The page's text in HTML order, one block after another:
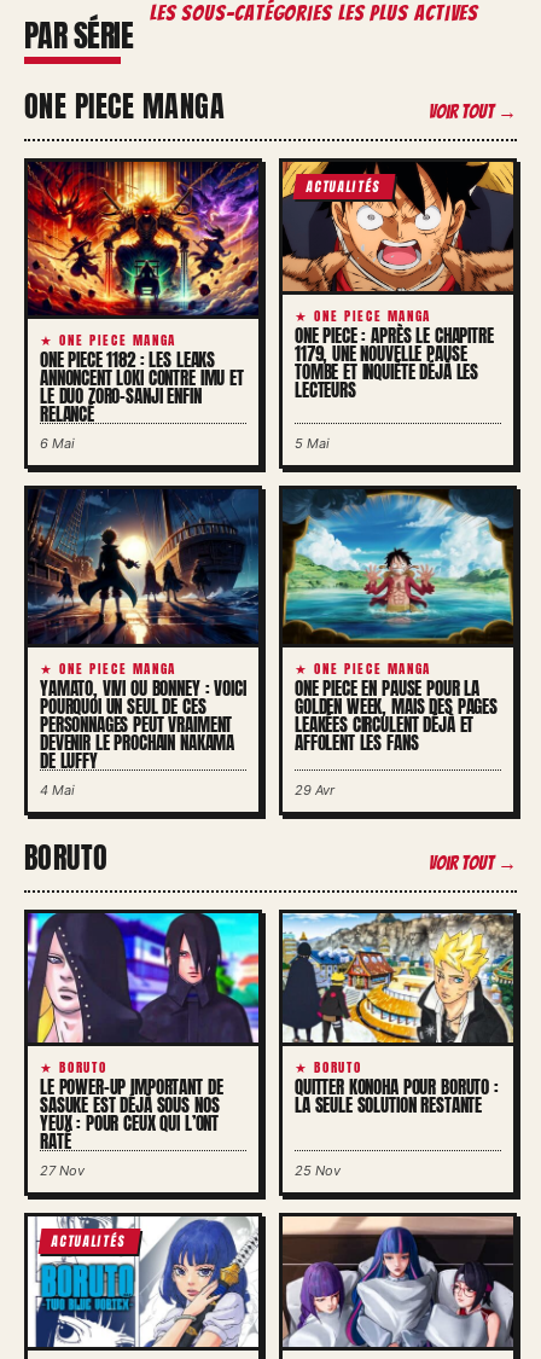
PAR SÉRIE les sous-catégories les plus actives
ONE PIECE MANGA Voir tout →
★ ONE PIECE MANGA
ONE PIECE 1182 : LES LEAKS
ANNONCENT LOKI CONTRE IMU ET
LE DUO ZORO-SANJI ENFIN
RELANCÉ
6 Mai
ACTUALITÉS
★ ONE PIECE MANGA
ONE PIECE : APRÈS LE CHAPITRE
1179, UNE NOUVELLE PAUSE
TOMBE ET INQUIÈTE DÉJÀ LES
LECTEURS
5 Mai
★ ONE PIECE MANGA
YAMATO, VIVI OU BONNEY : VOICI
POURQUOI UN SEUL DE CES
PERSONNAGES PEUT VRAIMENT
DEVENIR LE PROCHAIN NAKAMA
DE LUFFY
4 Mai
★ ONE PIECE MANGA
ONE PIECE EN PAUSE POUR LA
GOLDEN WEEK, MAIS DES PAGES
LEAKÉES CIRCULENT DÉJÀ ET
AFFOLENT LES FANS
29 Avr
BORUTO Voir tout →
★ BORUTO
LE POWER-UP IMPORTANT DE
SASUKE EST DÉJÀ SOUS NOS
YEUX : POUR CEUX QUI L’ONT
RATÉ
27 Nov
★ BORUTO
QUITTER KONOHA POUR BORUTO :
LA SEULE SOLUTION RESTANTE
25 Nov
ACTUALITÉS